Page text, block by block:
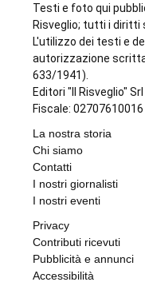
Testi e foto qui
Risveglio; tutti i diritti
L'utilizzo dei testi e
autorizzazione
633/1941).
Editori "Il Risveglio"
Fiscale: 02707610016
La nostra storia
Chi siamo
Contatti
I nostri giornalisti
I nostri eventi
Privacy
Contributi ricevuti
Pubblicità e annunci
Accessibilità